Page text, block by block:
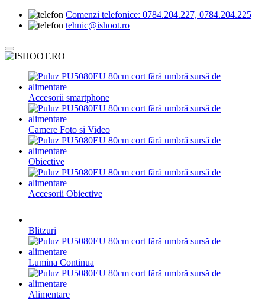
Comenzi telefonice: 0784.204.227, 0784.204.225
tehnic@ishoot.ro
Accesorii smartphone
Camere Foto si Video
Obiective
Accesorii Obiective
Blitzuri
Lumina Continua
Alimentare